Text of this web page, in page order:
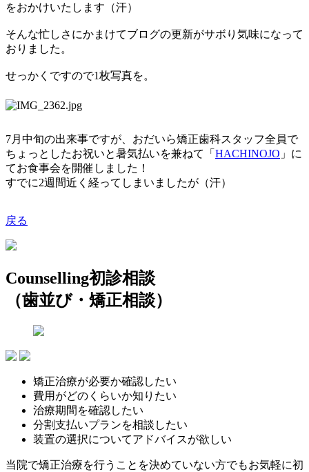
をおかけいたします（汗）
そんな忙しさにかまけてブログの更新がサボり気味になって
おりました。
せっかくですので1枚写真を。
7月中旬の出来事ですが、おだいら矯正歯科スタッフ全員で
ちょっとしたお祝いと暑気払いを兼ねて「 HACHINOJO 」に
てお食事会を開催しました！
すでに2週間近く経ってしまいましたが（汗）
戻る
Counselling初診相談
（歯並び・矯正相談）
矯正治療が必要か確認したい
費用がどのくらいか知りたい
治療期間を確認したい
分割支払いプランを相談したい
装置の選択についてアドバイスが欲しい
当院で矯正治療を行うことを決めていない方でもお気軽に初